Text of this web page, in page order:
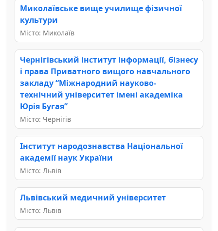
Миколаївське вище училище фізичної
культури
Місто: Миколаїв
Чернігівський інститут інформації, бізнесу
і права Приватного вищого навчального
закладу “Міжнародний науково-
технічний університет імені академіка
Юрія Бугая”
Місто: Чернігів
Інститут народознавства Національної
академії наук України
Місто: Львів
Львівський медичний університет
Місто: Львів